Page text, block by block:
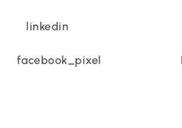
linkedin Identifie
facebook_pixel